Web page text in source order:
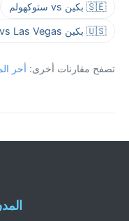
🇸🇪 بكين vs ستوكهولم
🇺🇸 بكين vs Las Vegas
تصفح مقارنات أخرى: أحر